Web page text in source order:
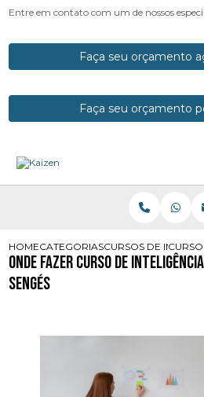
Entre em contato com um de nossos
Faça seu orçamento
Faça seu orçamento
HOMECATEGORIASCURSOS DE
Onde Fazer Curso de
Sengés